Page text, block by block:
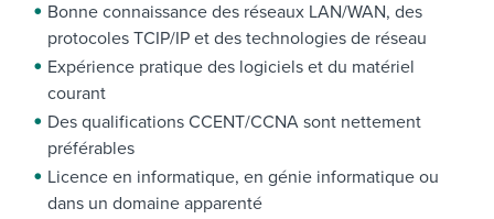
Bonne connaissance des réseaux LAN/WAN, des
protocoles TCIP/IP et des technologies de réseau
Expérience pratique des logiciels et du matériel
courant
Des qualifications CCENT/CCNA sont nettement
préférables
Licence en informatique, en génie informatique ou
dans un domaine apparenté